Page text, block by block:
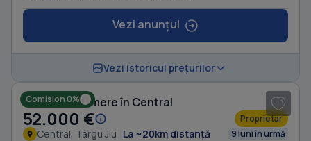
Vezi anunțul
Vezi istoricul prețurilor
Comision 0%
Casă cu 2 camere în Central
52.000 € Proprietar
Central, Târgu Jiu La ~20km distanță 9 luni în urmă